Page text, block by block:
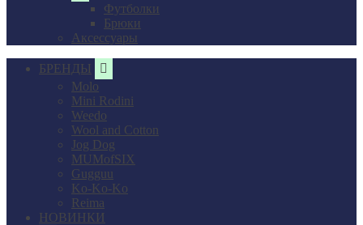
Футболки
Брюки
Аксессуары
БРЕНДЫ
Molo
Mini Rodini
Weedo
Wool and Cotton
Jog Dog
MUMofSIX
Gugguu
Ko-Ko-Ko
Reima
НОВИНКИ